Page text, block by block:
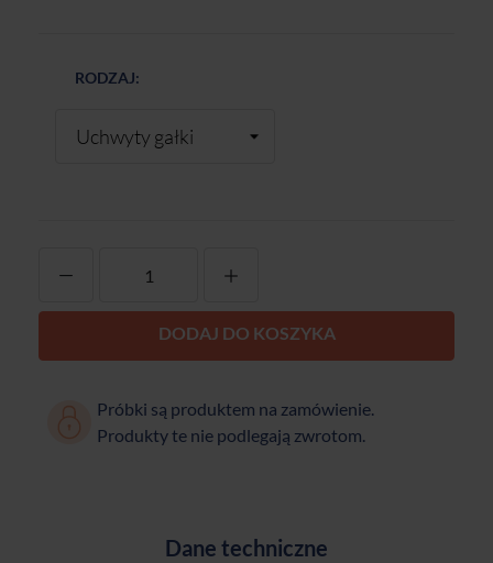
RODZAJ:
DODAJ DO KOSZYKA
Próbki są produktem na zamówienie.
Produkty te nie podlegają zwrotom.
Dane techniczne